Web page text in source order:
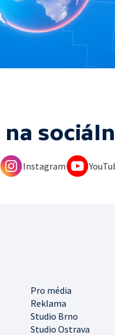
na
Instagram
Pro média
Reklama
Studio Brno
Studio Ostrava